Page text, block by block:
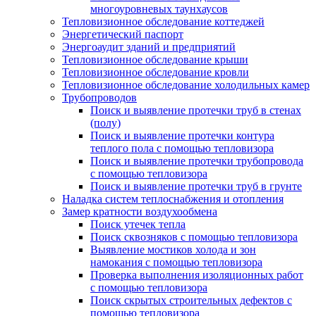
многоуровневых таунхаусов
Тепловизионное обследование коттеджей
Энергетический паспорт
Энергоаудит зданий и предприятий
Тепловизионное обследование крыши
Тепловизионное обследование кровли
Тепловизионное обследование холодильных камер
Трубопроводов
Поиск и выявление протечки труб в стенах
(полу)
Поиск и выявление протечки контура
теплого пола с помощью тепловизора
Поиск и выявление протечки трубопровода
с помощью тепловизора
Поиск и выявление протечки труб в грунте
Наладка систем теплоснабжения и отопления
Замер кратности воздухообмена
Поиск утечек тепла
Поиск сквозняков с помощью тепловизора
Выявление мостиков холода и зон
намокания с помощью тепловизора
Проверка выполнения изоляционных работ
с помощью тепловизора
Поиск скрытых строительных дефектов с
помощью тепловизора